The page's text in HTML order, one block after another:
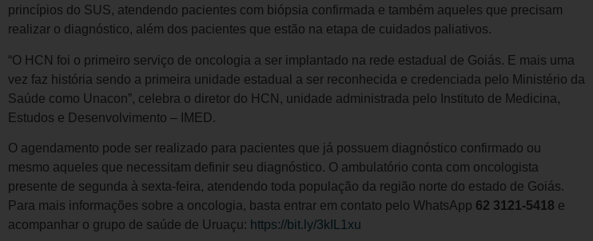
princípios do SUS, atendendo pacientes com biópsia confirmada e também aqueles que precisam
realizar o diagnóstico, além dos pacientes que estão na etapa de cuidados paliativos.
“O HCN foi o primeiro serviço de oncologia a ser implantado na rede estadual de Goiás. E mais uma
vez faz história sendo a primeira unidade estadual a ser reconhecida e credenciada pelo Ministério da
Saúde como Unacon”, celebra o diretor do HCN, unidade administrada pelo Instituto de Medicina,
Estudos e Desenvolvimento – IMED.
O agendamento pode ser realizado para pacientes que já possuem diagnóstico confirmado ou
mesmo aqueles que necessitam definir seu diagnóstico. O ambulatório conta com oncologista
presente de segunda à sexta-feira, atendendo toda população da região norte do estado de Goiás.
Para mais informações sobre a oncologia, basta entrar em contato pelo WhatsApp 62 3121-5418 e
acompanhar o grupo de saúde de Uruaçu: https://bit.ly/3kIL1xu